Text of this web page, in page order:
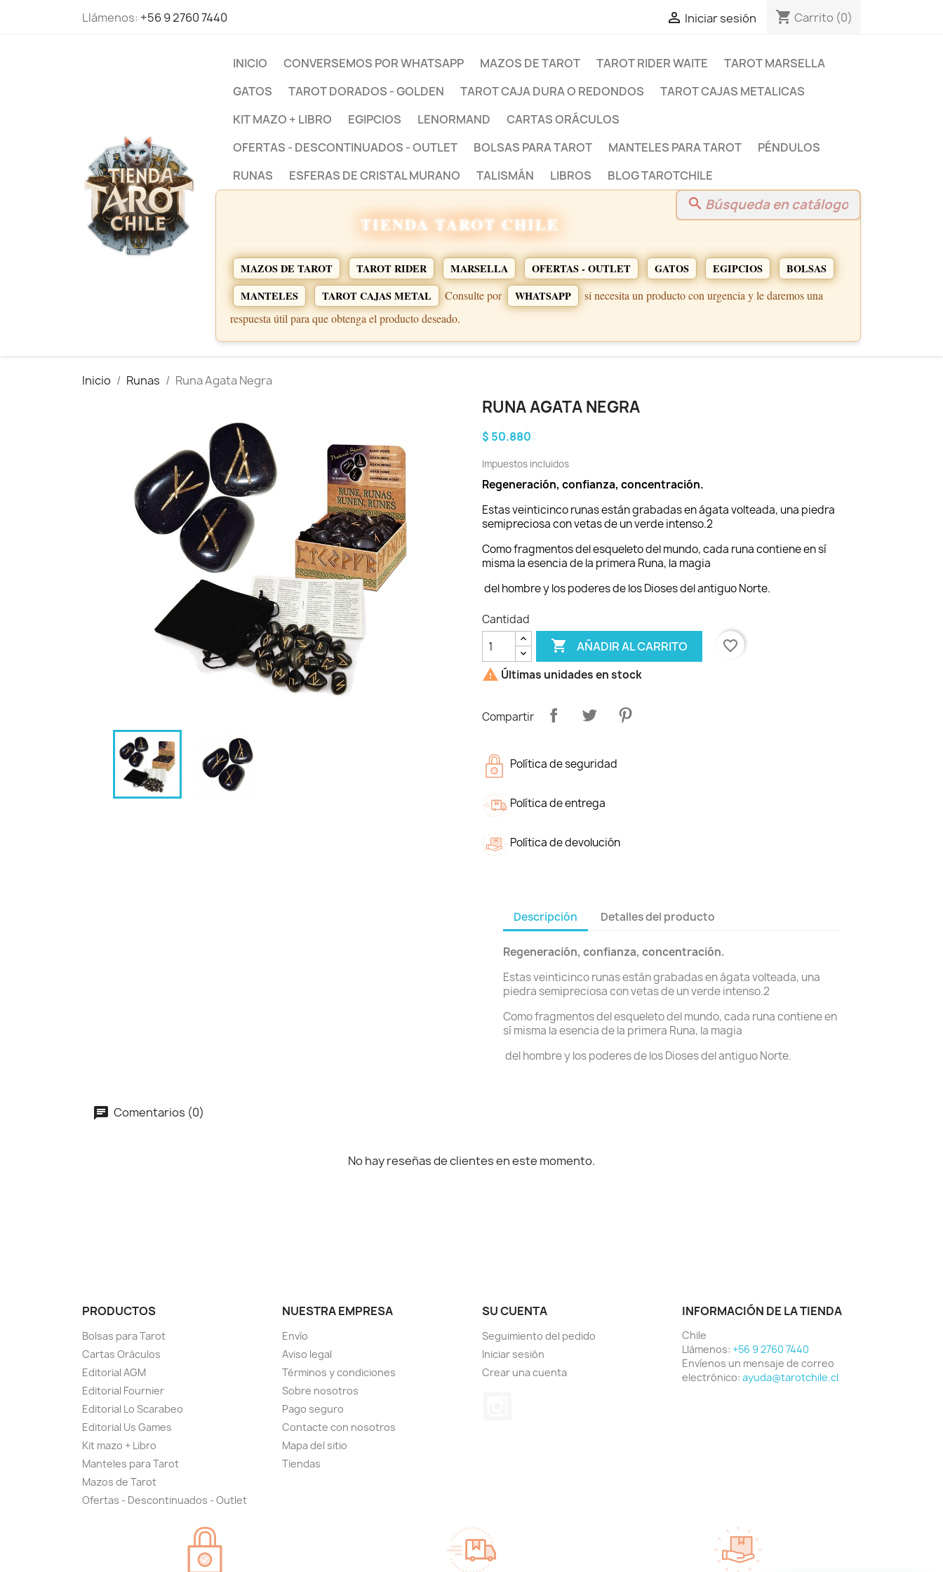
Llámenos: +56 9 2760 7440  Iniciar sesión shopping_cart Carrito (0)
INICIO CONVERSEMOS POR WHATSAPP MAZOS DE TAROT TAROT RIDER WAITE
TAROT MARSELLA
GATOS
TAROT DORADOS - GOLDEN TAROT CAJA DURA O REDONDOS
TAROT CAJAS METALICAS
KIT MAZO + LIBRO
EGIPCIOS LENORMAND
CARTAS ORÁCULOS
OFERTAS - DESCONTINUADOS - OUTLET
BOLSAS PARA TAROT MANTELES PARA TAROT
PÉNDULOS
RUNAS
ESFERAS DE CRISTAL MURANO TALISMÁN LIBROS BLOG TAROTCHILE
search
TIENDA TAROT CHILE
MAZOS DE TAROT TAROT RIDER MARSELLA OFERTAS - OUTLET GATOS EGIPCIOS
BOLSAS
MANTELES
TAROT CAJAS METAL Consulte por WHATSAPP
si necesita un producto con urgencia y le daremos una
respuesta útil para que obtenga el producto deseado.
Inicio Runas Runa Agata Negra
RUNA AGATA NEGRA
$ 50.880
Impuestos incluidos
Regeneración, confianza, concentración.
Estas veinticinco runas están grabadas en ágata volteada, una piedra
semipreciosa con vetas de un verde intenso.2
Como fragmentos del esqueleto del mundo, cada runa contiene en sí
misma la esencia de la primera Runa, la magia
del hombre y los poderes de los Dioses del antiguo Norte.
Cantidad
 AÑADIR AL CARRITO
favorite_border
 Últimas unidades en stock
Compartir
Política de seguridad
Política de entrega
Política de devolución
Descripción Detalles del producto
Regeneración, confianza, concentración.
Estas veinticinco runas están grabadas en ágata volteada, una
piedra semipreciosa con vetas de un verde intenso.2
Como fragmentos del esqueleto del mundo, cada runa contiene en
sí misma la esencia de la primera Runa, la magia
del hombre y los poderes de los Dioses del antiguo Norte.
Comentarios (0)
No hay reseñas de clientes en este momento.
PRODUCTOS
Bolsas para Tarot
Cartas Oráculos
Editorial AGM
Editorial Fournier
Editorial Lo Scarabeo
Editorial Us Games
Kit mazo + Libro
Manteles para Tarot
Mazos de Tarot
Ofertas - Descontinuados - Outlet
NUESTRA EMPRESA
Envío
Aviso legal
Términos y condiciones
Sobre nosotros
Pago seguro
Contacte con nosotros
Mapa del sitio
Tiendas
SU CUENTA
Seguimiento del pedido
Iniciar sesión
Crear una cuenta
INFORMACIÓN DE LA TIENDA
Chile
Llámenos: +56 9 2760 7440
Envíenos un mensaje de correo
electrónico: ayuda@tarotchile.cl